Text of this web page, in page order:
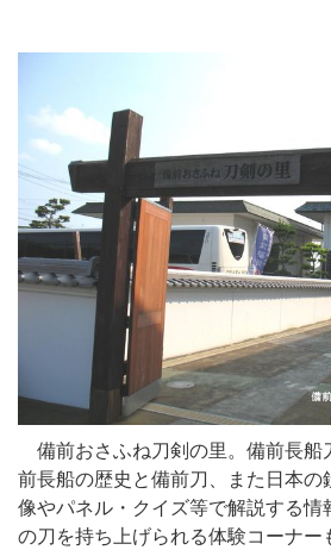
備前おさふね刀剣の里。備前長船
前長船の歴史と備前刀、また日本の
像やパネル・クイズ等で解説する情
の刀を持ち上げられる体験コーナー